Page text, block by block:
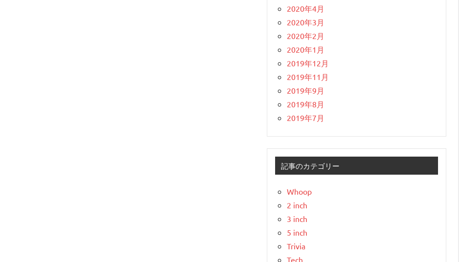
2020年4月
2020年3月
2020年2月
2020年1月
2019年12月
2019年11月
2019年9月
2019年8月
2019年7月
記事のカテゴリー
Whoop
2 inch
3 inch
5 inch
Trivia
Tech